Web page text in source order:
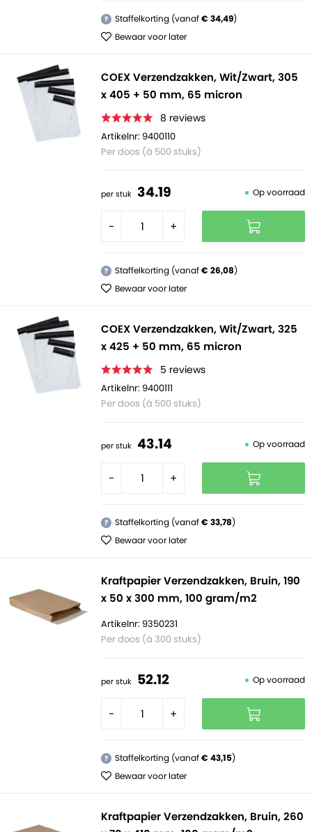
? Staffelkorting (vanaf€ 34,49)
Bewaar voor later
COEX Verzendzakken, Wit/Zwart, 305
x 405 + 50 mm, 65 micron
8 reviews
Artikelnr: 9400110
Per doos (à 500 stuks)
per stuk 34.19 Op voorraad
- +
? Staffelkorting (vanaf€ 26,08)
Bewaar voor later
COEX Verzendzakken, Wit/Zwart, 325
x 425 + 50 mm, 65 micron
5 reviews
Artikelnr: 9400111
Per doos (á 500 stuks)
per stuk 43.14 Op voorraad
- +
? Staffelkorting (vanaf€ 33,78)
Bewaar voor later
Kraftpapier Verzendzakken, Bruin, 190
x 50 x 300 mm, 100 gram/m2
Artikelnr: 9350231
Per doos (à 300 stuks)
per stuk 52.12 Op voorraad
- +
? Staffelkorting (vanaf€ 43,15)
Bewaar voor later
Kraftpapier Verzendzakken, Bruin, 260